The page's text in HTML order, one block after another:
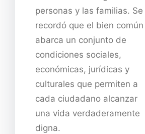
personas y las familias. Se
recordó que el bien común
abarca un conjunto de
condiciones sociales,
económicas, jurídicas y
culturales que permiten a
cada ciudadano alcanzar
una vida verdaderamente
digna.